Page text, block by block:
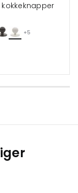
+5
kokkeknapper